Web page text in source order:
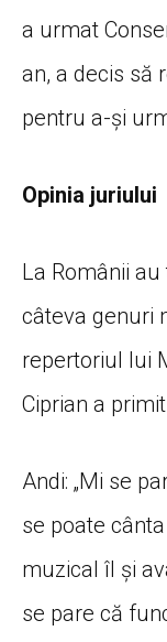
a urmat
an, a decis să
pentru a-și
Opinia juriului
La Românii
câteva genuri
repertoriul lui
Ciprian a
Andi: „Mi se
se poate
muzical îl și
se pare că